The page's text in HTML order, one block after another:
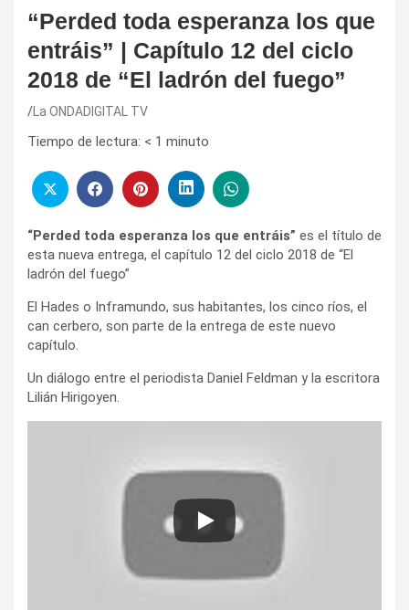
“Perded toda esperanza los que
entráis” | Capítulo 12 del ciclo
2018 de “El ladrón del fuego”
La ONDADIGITAL TV
Tiempo de lectura: < 1 minuto
“Perded toda esperanza los que entráis” es el título de
esta nueva entrega, el capítulo 12 del ciclo 2018 de “El
ladrón del fuego”
El Hades o Inframundo, sus habitantes, los cinco ríos, el
can cerbero, son parte de la entrega de este nuevo
capítulo.
Un diálogo entre el periodista Daniel Feldman y la escritora
Lilián Hirigoyen.